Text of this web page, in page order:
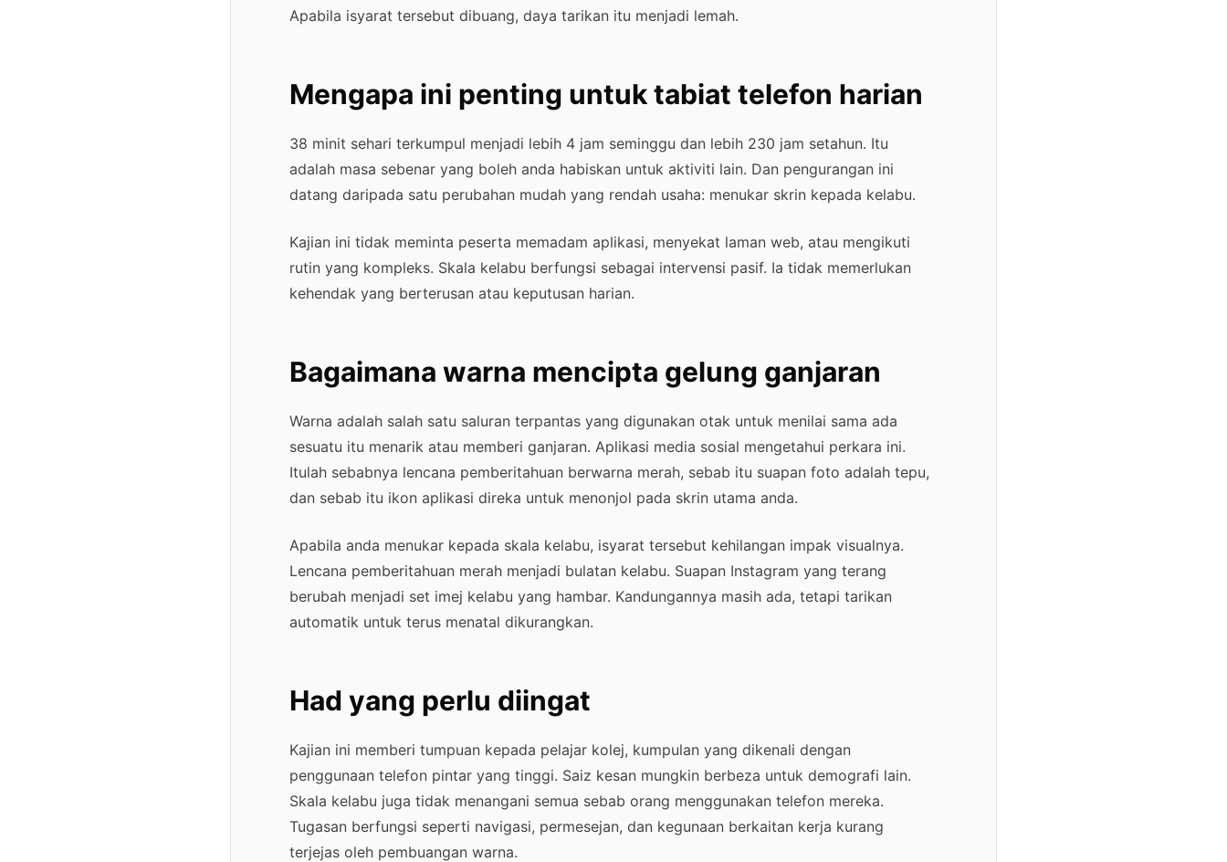
Apabila isyarat tersebut dibuang, daya tarikan itu menjadi lemah.
Mengapa ini penting untuk tabiat telefon harian
38 minit sehari terkumpul menjadi lebih 4 jam seminggu dan lebih 230 jam setahun. Itu
adalah masa sebenar yang boleh anda habiskan untuk aktiviti lain. Dan pengurangan ini
datang daripada satu perubahan mudah yang rendah usaha: menukar skrin kepada kelabu.
Kajian ini tidak meminta peserta memadam aplikasi, menyekat laman web, atau mengikuti
rutin yang kompleks. Skala kelabu berfungsi sebagai intervensi pasif. Ia tidak memerlukan
kehendak yang berterusan atau keputusan harian.
Bagaimana warna mencipta gelung ganjaran
Warna adalah salah satu saluran terpantas yang digunakan otak untuk menilai sama ada
sesuatu itu menarik atau memberi ganjaran. Aplikasi media sosial mengetahui perkara ini.
Itulah sebabnya lencana pemberitahuan berwarna merah, sebab itu suapan foto adalah tepu,
dan sebab itu ikon aplikasi direka untuk menonjol pada skrin utama anda.
Apabila anda menukar kepada skala kelabu, isyarat tersebut kehilangan impak visualnya.
Lencana pemberitahuan merah menjadi bulatan kelabu. Suapan Instagram yang terang
berubah menjadi set imej kelabu yang hambar. Kandungannya masih ada, tetapi tarikan
automatik untuk terus menatal dikurangkan.
Had yang perlu diingat
Kajian ini memberi tumpuan kepada pelajar kolej, kumpulan yang dikenali dengan
penggunaan telefon pintar yang tinggi. Saiz kesan mungkin berbeza untuk demografi lain.
Skala kelabu juga tidak menangani semua sebab orang menggunakan telefon mereka.
Tugasan berfungsi seperti navigasi, permesejan, dan kegunaan berkaitan kerja kurang
terjejas oleh pembuangan warna.